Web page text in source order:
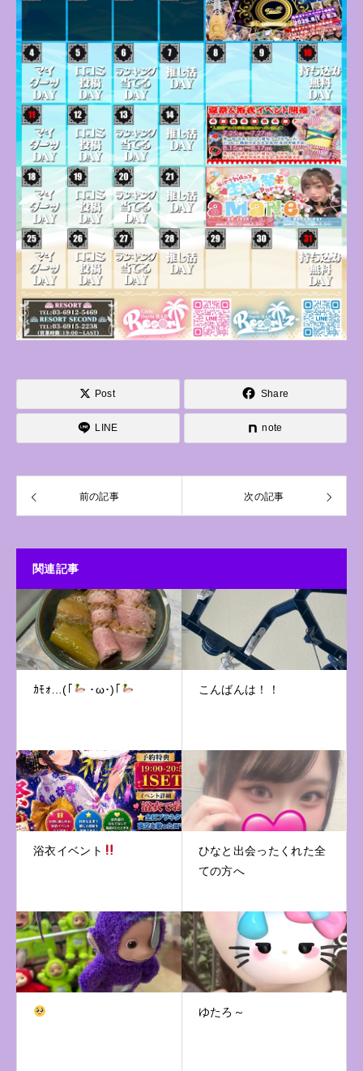
Post Share
LINE note
前の記事 次の記事
関連記事
ｶﾓｫ…(｢ ･ω･)｢ こんばんは！！
浴衣イベント
ひなと出会ったくれた全
ての方へ
ゆたろ～